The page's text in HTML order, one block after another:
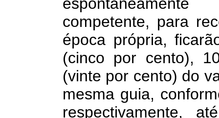
competente, para
época própria,
(cinco por cento),
(vinte por cento) do
mesma guia,
respectivamente,